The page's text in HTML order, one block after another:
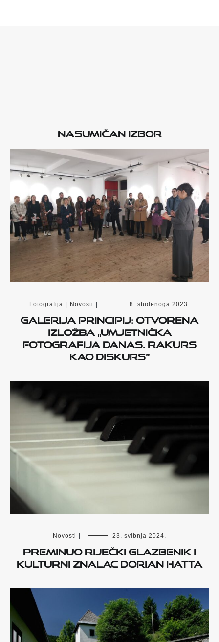
Nasumičan izbor
Fotografija Novosti 8. studenoga 2023.
Galerija Principij: otvorena
izložba „Umjetnička
fotografija danas. Rakurs
kao diskurs”
Novosti 23. svibnja 2024.
Preminuo riječki glazbenik i
kulturni znalac Dorian Hatta